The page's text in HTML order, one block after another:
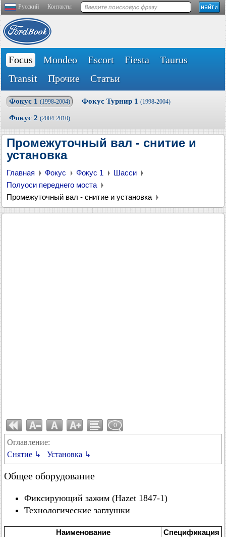
Русский Контакты
Focus Mondeo Escort Fiesta
Taurus
Transit
Прочие Статьи
Фокус 1 (1998-2004) Фокус Турнир 1 (1998-2004)
Фокус 2 (2004-2010)
Промежуточный вал - снитие и
установка
Главная Фокус Фокус 1
Шасси
Полуоси переднего моста
Промежуточный вал - снитие и установка
0
Оглавление:
Снятие ↳
Установка ↳
Общее оборудование
Фиксирующий зажим (Hazet 1847-1)
Технологические заглушки
Наименование
Спецификация